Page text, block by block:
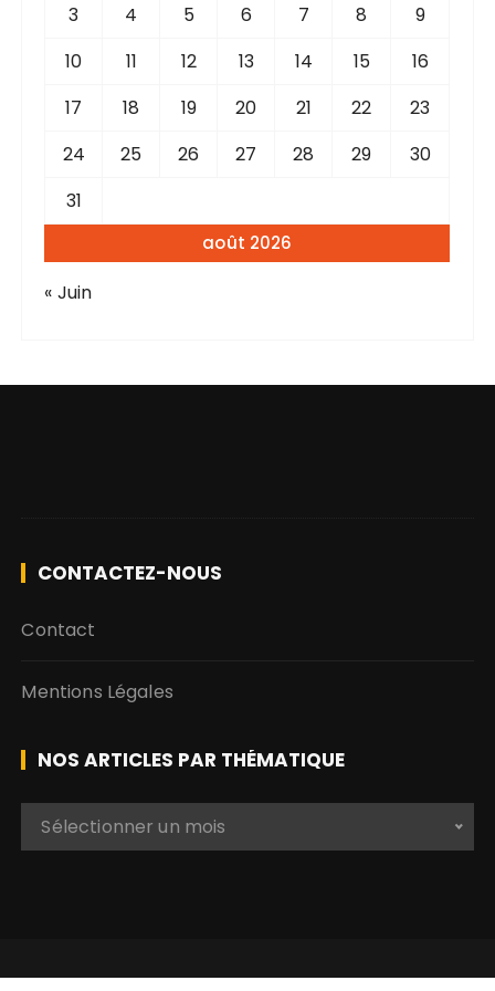
août 2026
3
4 5 6 7 8
9
10
11 12 13 14 15
16
17
18 19 20 21 22
23
24
25 26 27 28 29
30
31
« Juin
CONTACTEZ-NOUS
Contact
Mentions Légales
NOS ARTICLES PAR THÉMATIQUE
i
Sélectionner un mois